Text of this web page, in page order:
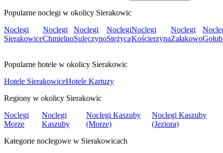
Popularne noclegi w okolicy Sierakowic
Noclegi
Sierakowice
Noclegi
Chmielno
Noclegi
Sulęczyno
Noclegi
Stężyca
Noclegi
Kościerzyna
Noclegi
Załakowo
Popularne hotele w okolicy Sierakowic
Hotele SierakowiceHotele Kartuzy
Regiony w okolicy Sierakowic
Noclegi
Morze
Noclegi
Kaszuby
Noclegi Kaszuby
(Morze)
Noclegi Kaszuby
(Jeziora)
Kategorie noclegowe w Sierakowicach